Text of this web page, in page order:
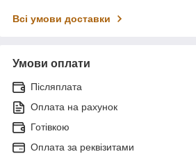
Всі умови доставки
Умови оплати
Післяплата
Оплата на рахунок
Готівкою
Оплата за реквізитами